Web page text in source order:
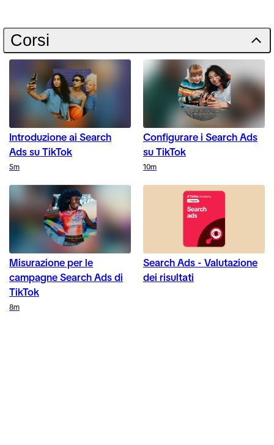
Corsi
Introduzione ai Search
Ads su TikTok
Duration
5m
Configurare i Search Ads
su TikTok
Duration 10m
Misurazione per le
campagne Search Ads di
TikTok
Duration
8m
Search Ads - Valutazione
dei risultati